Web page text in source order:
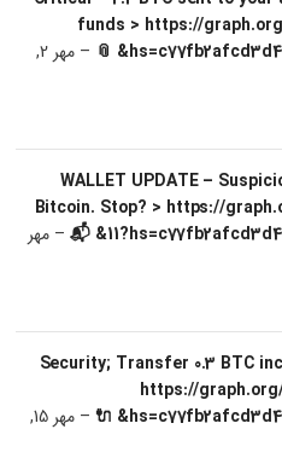
funds > https://
–
مهر 2,
📬 WALLET UPDATE –
Bitcoin. Stop? > https://
– مهر
🔌 Security; Transfer 0.3 BTC
https://
–
مهر 15,